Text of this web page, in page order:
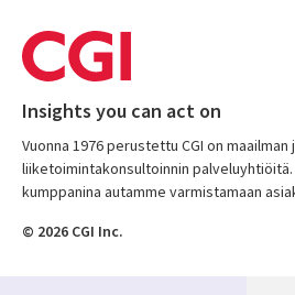
Insights you can act on
Vuonna 1976 perustettu CGI on maailman
liiketoimintakonsultoinnin palveluyhtiöitä.
kumppanina autamme varmistamaan
© 2026 CGI Inc.